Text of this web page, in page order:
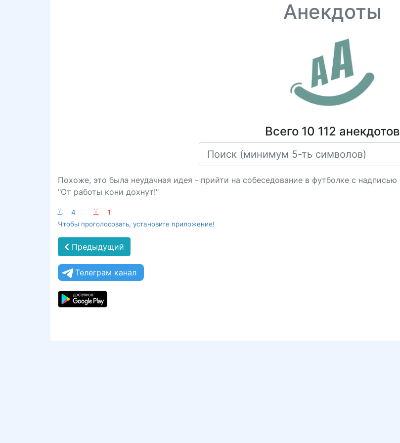
Анекдоты
Всего 10 112 анекдотов
Похоже, это была неудачная идея - прийти на собеседование в футболке с надписью
"От работы кони дохнут!"
:-) 4 :-(
1
Чтобы проголосовать, установите приложение!
Предыдущий
Телеграм канал